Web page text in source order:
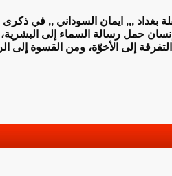
بغداد ,,, ايمان السوداني ,, في ذكرى
حمل رسالة السماء إلى البشرية،
إلى الأخوّة، ومن القسوة إلى